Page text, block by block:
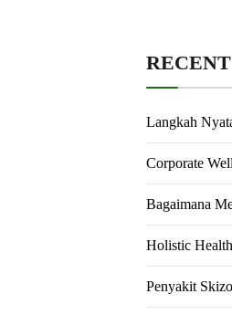
Langkah
Corporate
Bagaimana
Holistic
Penyakit